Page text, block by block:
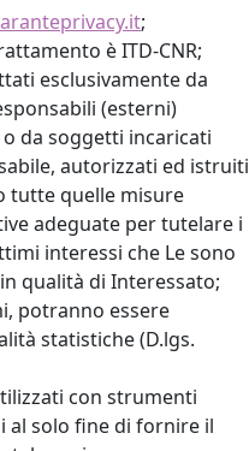
;
è ITD-CNR;
esclusivamente da
(esterni)
da soggetti incaricati
autorizzati ed istruiti
tutte quelle misure
adeguate per tutelare i
interessi che Le sono
qualità di Interessato;
potranno essere
statistiche (D.lgs.
con strumenti
al solo fine di fornire il